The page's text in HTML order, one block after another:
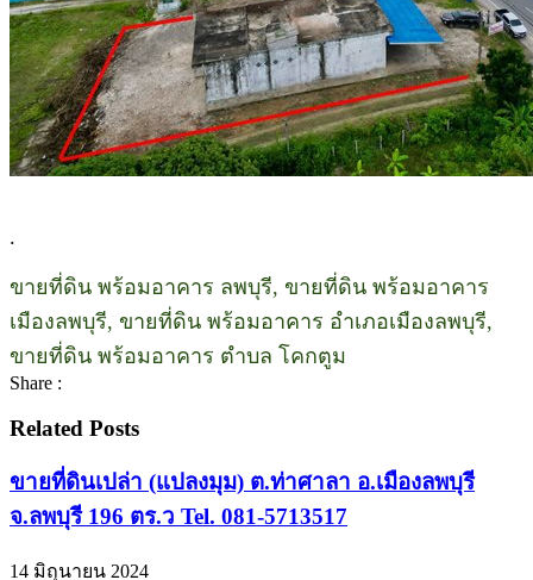
.
ขายที่ดิน พร้อมอาคาร ลพบุรี, ขายที่ดิน พร้อมอาคาร
เมืองลพบุรี, ขายที่ดิน พร้อมอาคาร อำเภอเมืองลพบุรี,
ขายที่ดิน พร้อมอาคาร ตำบล โคกตูม
Share :
Related Posts
ขายที่ดินเปล่า (แปลงมุม) ต.ท่าศาลา อ.เมืองลพบุรี
จ.ลพบุรี 196 ตร.ว Tel. 081-5713517
14 มิถุนายน 2024